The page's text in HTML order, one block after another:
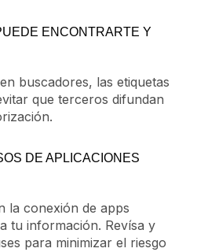
ENCONTRARTE Y
buscadores, las etiquetas
que terceros difundan
DE APLICACIONES
la conexión de apps
tu información. Revísa y
para minimizar el riesgo